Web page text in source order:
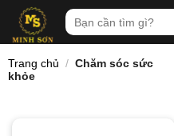
content
Tìm
kiếm:
Trang chủ / Chăm sóc sức
khỏe